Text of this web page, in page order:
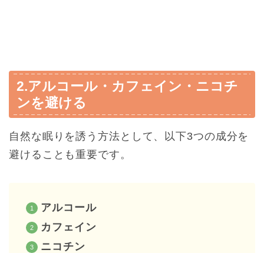
2.アルコール・カフェイン・ニコチ
ンを避ける
自然な眠りを誘う方法として、以下3つの成分を
避けることも重要です。
アルコール
カフェイン
ニコチン